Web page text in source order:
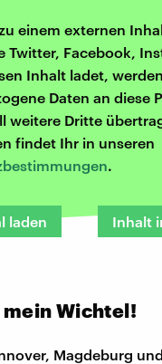
einem externen
Twitter, Facebook,
Inhalt ladet, werden
Daten an diese
weitere Dritte
findet Ihr in unseren
.
laden Inhalt
mein Wichtel!
Magdeburg